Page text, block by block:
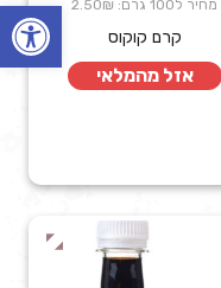
מחיר ל100 גרם: 2.50₪
קרם קוקוס
אזל מהמלאי